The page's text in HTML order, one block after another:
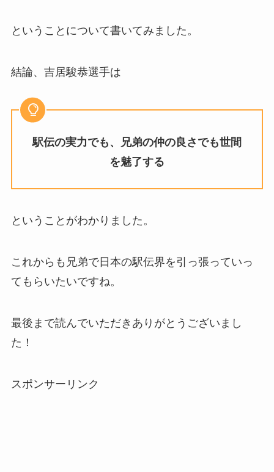
ということについて書いてみました。
結論、吉居駿恭選手は
駅伝の実力でも、兄弟の仲の良さでも世間
を魅了する
ということがわかりました。
これからも兄弟で日本の駅伝界を引っ張っていっ
てもらいたいですね。
最後まで読んでいただきありがとうございまし
た！
スポンサーリンク